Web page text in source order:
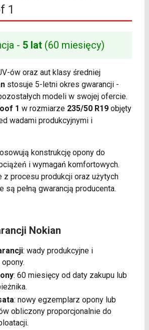
1
- 5 lat (60 miesięcy)
ów oraz aut klasy średniej
stosuje 5-letni okres gwarancji -
modeli w swojej ofercie.
1 w rozmiarze 235/50 R19objęty
wadami produkcyjnymi i
konstrukcję opony do
i wymagań komfortowych.
z procesu produkcji oraz użytych
są pełną gwarancją producenta.
Nokian
: wady produkcyjne i
: 60 miesięcy od daty zakupu lub
: nowy egzemplarz opony lub
obliczony proporcjonalnie do